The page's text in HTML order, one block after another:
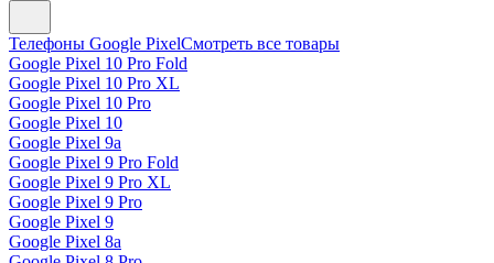
Телефоны Google PixelСмотреть все товары
Google Pixel 10 Pro Fold
Google Pixel 10 Pro XL
Google Pixel 10 Pro
Google Pixel 10
Google Pixel 9a
Google Pixel 9 Pro Fold
Google Pixel 9 Pro XL
Google Pixel 9 Pro
Google Pixel 9
Google Pixel 8a